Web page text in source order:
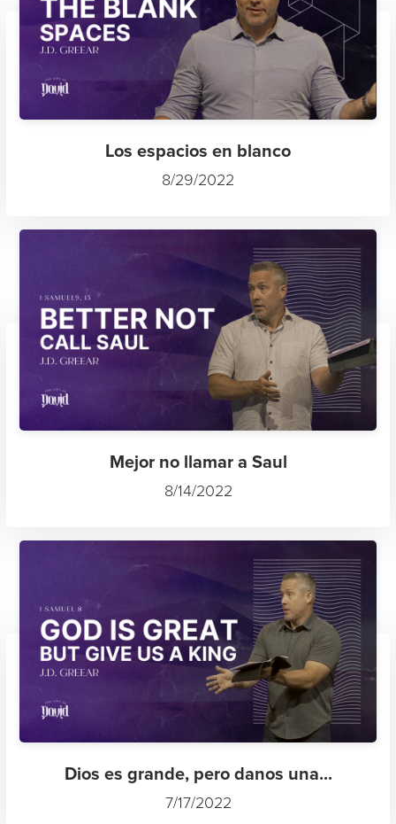
Los espacios en blanco
8/29/2022
Mejor no llamar a Saul
8/14/2022
Dios es grande, pero danos una...
7/17/2022